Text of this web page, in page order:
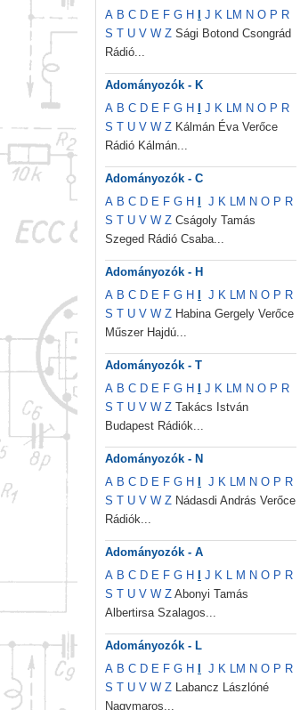
A B C D E F G H J K LM N O P R
S T U V W Z Sági Botond Csongrád
Rádió...
Adományozók - K
A B C D E F G H J K LM N O P R
S T U V W Z Kálmán Éva Verőce
Rádió Kálmán...
Adományozók - C
A B C D E F G H J K LM N O P R
S T U V W Z Cságoly Tamás
Szeged Rádió Csaba...
Adományozók - H
A B C D E F G H J K LM N O P R
S T U V W Z Habina Gergely Verőce
Műszer Hajdú...
Adományozók - T
A B C D E F G H J K LM N O P R
S T U V W Z Takács István
Budapest Rádiók...
Adományozók - N
A B C D E F G H J K LM N O P R
S T U V W Z Nádasdi András Verőce
Rádiók...
Adományozók - A
A B C D E F G H J K L M N O P R
S T U V W Z Abonyi Tamás
Albertirsa Szalagos...
Adományozók - L
A B C D E F G H J K LM N O P R
S T U V W Z Labancz Lászlóné
Nagymaros...